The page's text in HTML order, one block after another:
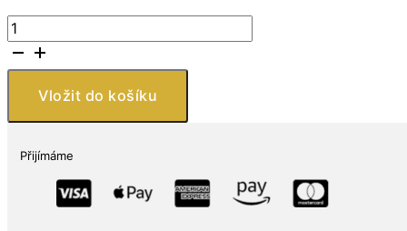
Niue
Island
Mince-
2017
1
oz
Vložit do košíku
Přijímáme